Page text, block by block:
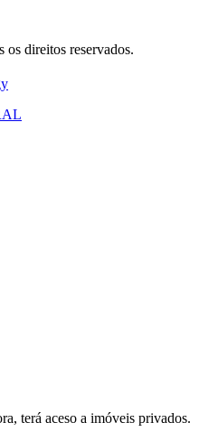
direitos reservados.
terá aceso a imóveis privados.